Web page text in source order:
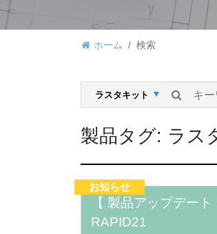
ホーム 検索
検索
製品タグ: ラス
お知らせ
【 製品アップデー
RAPID21